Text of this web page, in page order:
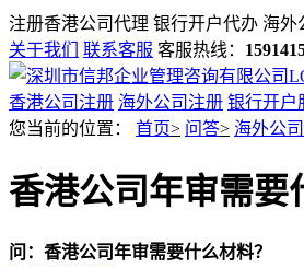
注册香港公司代理 银行开户代办 海外
关于我们
联系客服 客服热线：
香港公司注册 海外公司注册 银行开户
您当前的位置： 首页> 问答> 海外公
香港公司年审需要
问： 香港公司年审需要什么材料？